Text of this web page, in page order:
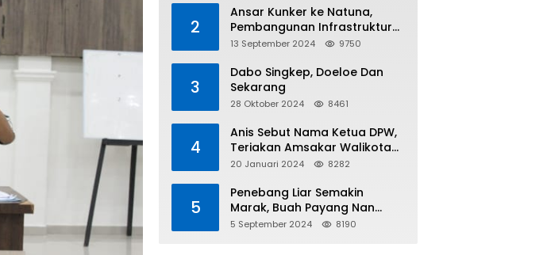
2
Ansar Kunker ke Natuna,
Pembangunan Infrastruktur
dan Bantuan Sosial
Tiga
13 September 2024 9750
3
Dabo Singkep, Doeloe Dan
Sekarang
28 Oktober 2024 8461
4
Anis Sebut Nama Ketua DPW,
Teriakan Amsakar Walikota
Batam Menggema
20 Januari 2024 8282
5
Penebang Liar Semakin
Marak, Buah Payang Nan
Langka Pun Jadi Targetnya
5 September 2024 8190